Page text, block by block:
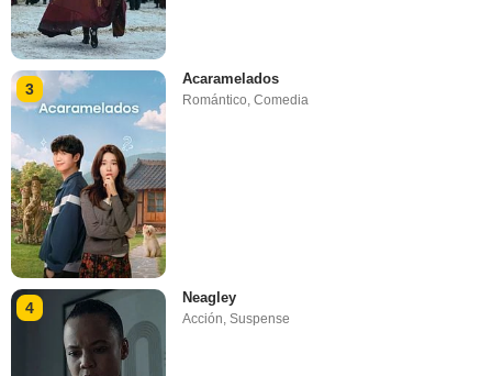
3
Acaramelados
Romántico,Comedia
4
Neagley
Acción ,Suspense